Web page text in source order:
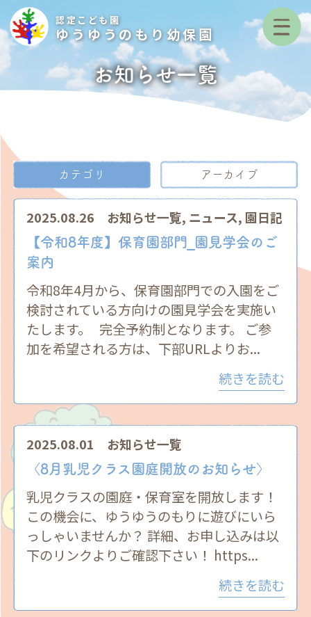
認定こども園
ゆうゆうのもり幼保園
お知らせ一覧
カテゴリ アーカイブ
2025.08.26 お知らせ一覧, ニュース, 園日記
【令和8年度】保育園部門_園見学会のご
案内
令和8年4月から、保育園部門での入園をご
検討されている方向けの園見学会を実施い
たします。 完全予約制となります。 ご参
加を希望される方は、下部URLよりお...
続きを読む
2025.08.01 お知らせ一覧
〈8月乳児クラス園庭開放のお知らせ〉
乳児クラスの園庭・保育室を開放します！
この機会に、ゆうゆうのもりに遊びにいら
っしゃいませんか？ 詳細、お申し込みは以
下のリンクよりご確認下さい！ https...
続きを読む